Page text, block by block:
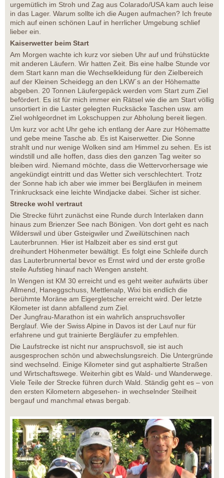
urgemütlich im Stroh und Zag aus Colarado/USA kam auch leise
in das Lager. Warum sollte ich die Augen aufmachen? Ich freute
mich auf einen schönen Lauf in herrlicher Umgebung schlief
lieber ein.
Kaiserwetter beim Start
Am Morgen wachte ich kurz vor sieben Uhr auf und frühstückte
mit anderen Läufern. Wir hatten Zeit. Bis eine halbe Stunde vor
dem Start kann man die Wechselkleidung für den Zielbereich
auf der Kleinen Scheidegg an den LKW´s an der Höhematte
abgeben. 20 Tonnen Läufergepäck werden vom Start zum Ziel
befördert. Es ist für mich immer ein Rätsel wie die am Start völlig
unsortiert in die Laster gelegten Rucksäcke Taschen usw. am
Ziel wohlgeordnet im Lokschuppen zur Abholung bereit liegen.
Um kurz vor acht Uhr gehe ich entlang der Aare zur Höhematte
und gebe meine Tasche ab. Es ist Kaiserwetter. Die Sonne
strahlt und nur wenige Wolken sind am Himmel zu sehen. Es ist
windstill und alle hoffen, dass dies den ganzen Tag weiter so
bleiben wird. Niemand möchte, dass die Wettervorhersage wie
angekündigt eintritt und das Wetter sich verschlechtert. Trotz
der Sonne hab ich aber wie immer bei Bergläufen in meinem
Trinkrucksack eine leichte Windjacke dabei. Sicher ist sicher.
Strecke wohl vertraut
Die Strecke führt zunächst eine Runde durch Interlaken dann
hinaus zum Brienzer See nach Bönigen. Von dort geht es nach
Wilderswil und über Gsteigwiler und Zweilütschinen nach
Lauterbrunnen. Hier ist Halbzeit aber es sind erst gut
dreihundert Höhenmeter bewältigt. Es folgt eine Schleife durch
das Lauterbrunnertal bevor es Ernst wird und der erste große
steile Aufstieg hinauf nach Wengen ansteht.
In Wengen ist KM 30 erreicht und es geht weiter aufwärts über
Allmend, Haneggschuss, Mettlenalp, Wixi bis endlich die
berühmte Moräne am Eigergletscher erreicht wird. Der letzte
Kilometer ist dann abfallend zum Ziel.
Der Jungfrau-Marathon ist ein wahrlich anspruchsvoller
Berglauf. Wie der Swiss Alpine in Davos ist der Lauf nur für
erfahrene und gut trainierte Bergläufer zu empfehlen.
Die Laufstrecke ist nicht nur anspruchsvoll, sie ist auch
ausgesprochen schön und abwechslungsreich. Die Untergründe
sind wechselnd. Einige Kilometer sind gut asphaltierte Straßen
und Wirtschaftswege. Weiterhin gibt es Wald- und Wanderwege.
Viele Teile der Strecke führen durch Wald. Ständig geht es – von
den ersten Kilometern abgesehen- in wechselnder Steilheit
bergauf und manchmal etwas bergab.